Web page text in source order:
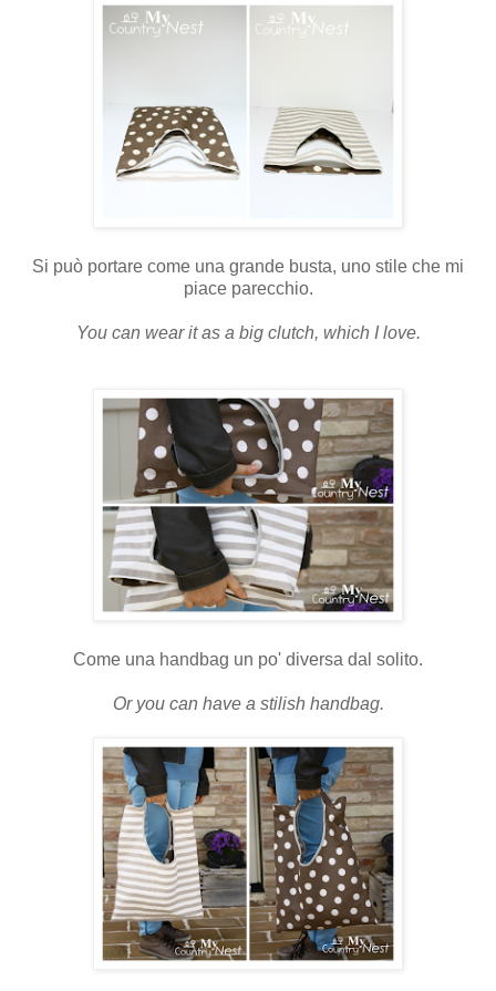
Si può portare come una grande busta, uno stile che mi
piace parecchio.
You can wear it as a big clutch, which I love.
Come una handbag un po' diversa dal solito.
Or you can have a stilish handbag.